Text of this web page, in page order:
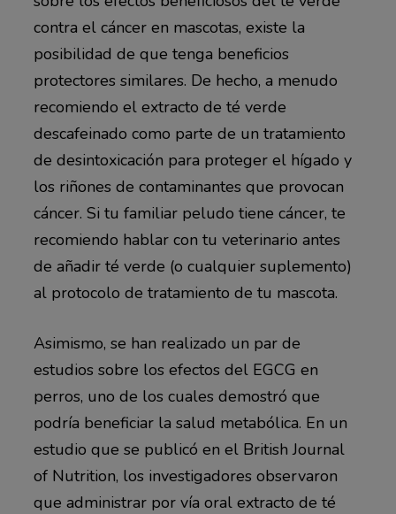
contra el cáncer en mascotas, existe la
posibilidad de que tenga beneficios
protectores similares. De hecho, a menudo
recomiendo el extracto de té verde
descafeinado como parte de un tratamiento
de desintoxicación para proteger el hígado y
los riñones de contaminantes que provocan
cáncer. Si tu familiar peludo tiene cáncer, te
recomiendo hablar con tu veterinario antes
de añadir té verde (o cualquier suplemento)
al protocolo de tratamiento de tu mascota.
Asimismo, se han realizado un par de
estudios sobre los efectos del EGCG en
perros, uno de los cuales demostró que
podría beneficiar la salud metabólica. En un
estudio que se publicó en el British Journal
of Nutrition, los investigadores observaron
que administrar por vía oral extracto de té